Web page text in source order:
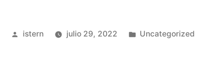
Publicado
istern julio 29, 2022
Publicado
Uncategorized